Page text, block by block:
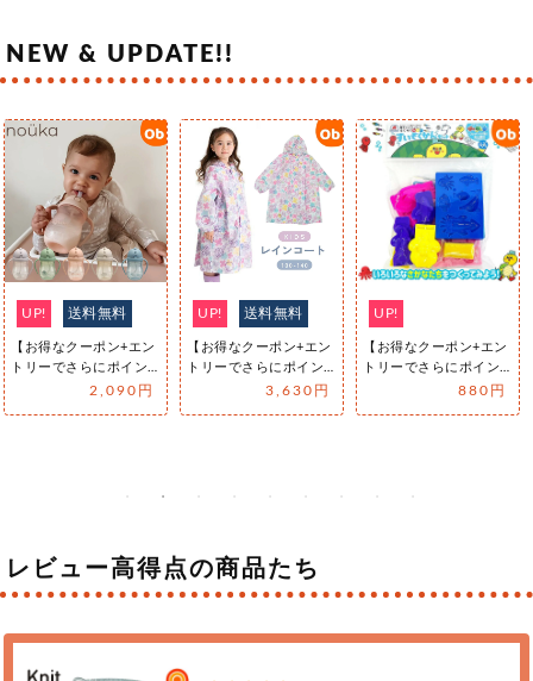
NEW & UPDATE!!
UP! 送料無料
【お得なクーポン+エン
トリーでさらにポイン
ト10倍】nouka ノーカ
2,090円
UP! 送料無料
【お得なクーポン+エン
トリーでさらにポイン
ト10倍】レインコート
3,630円
UP!
【お得なクーポン+エン
トリーでさらにポイン
ト10倍】親子でいっし
880円
レビュー高得点の商品たち